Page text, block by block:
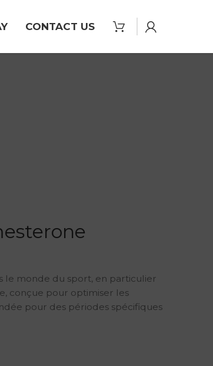
CONTACT US
le monde du sport, en particulier
conçue pour optimiser les
pour des périodes spécifiques